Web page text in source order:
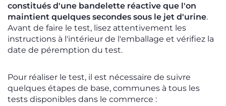
constitués d'une bandelette réactive que l'on
maintient quelques secondes sous le jet d'urine.
Avant de faire le test, lisez attentivement les
instructions à l'intérieur de l'emballage et vérifiez la
date de péremption du test.
Pour réaliser le test, il est nécessaire de suivre
quelques étapes de base, communes à tous les
tests disponibles dans le commerce :